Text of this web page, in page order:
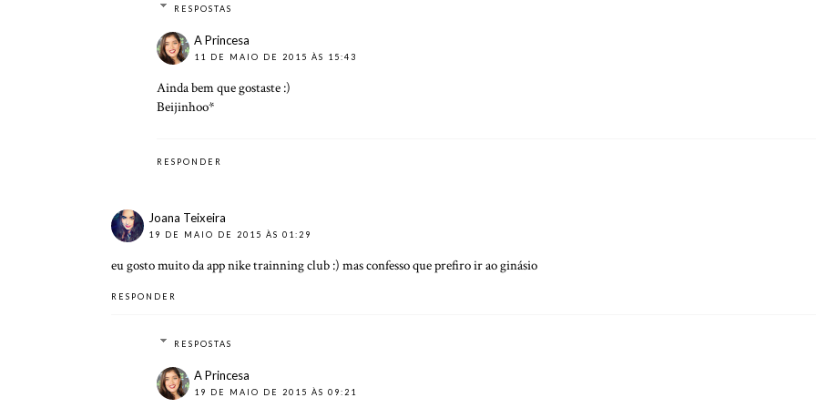
RESPOSTAS
A Princesa
11 DE MAIO DE 2015 ÀS 15:43
Ainda bem que gostaste :)
Beijinhoo*
RESPONDER
Joana Teixeira
19 DE MAIO DE 2015 ÀS 01:29
eu gosto muito da app nike trainning club :) mas confesso que prefiro ir ao ginásio
RESPONDER
RESPOSTAS
A Princesa
19 DE MAIO DE 2015 ÀS 09:21